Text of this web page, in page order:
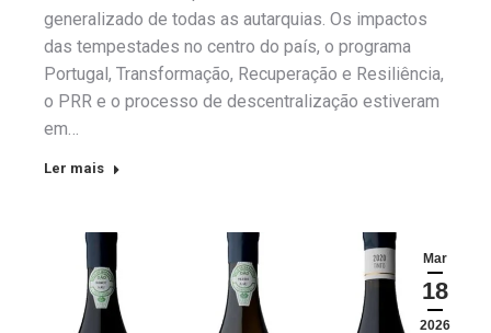
generalizado de todas as autarquias. Os impactos
das tempestades no centro do país, o programa
Portugal, Transformação, Recuperação e Resiliência,
o PRR e o processo de descentralização estiveram
em…
Ler mais
Mar
18
2026